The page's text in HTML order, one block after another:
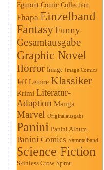
Egmont Comic Collection
Ehapa Einzelband
FantasyFunny
Gesamtausgabe
Graphic Novel
Horror Image Image Comics
Jeff Lemire Klassiker
Krimi Literatur-
Adaption Manga
Marvel Originalausgabe
Panini Panini Album
Panini Comics Sammelband
Science Fiction
Skinless Crow Spirou